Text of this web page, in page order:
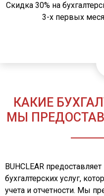
Скидка 30% на
3-х первых
КАКИЕ
МЫ
BUHCLEAR
бухгалтерских услуг,
учета и отчетности. Мы